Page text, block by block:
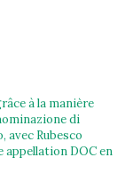
à la manière
di
Rubesco
DOC en